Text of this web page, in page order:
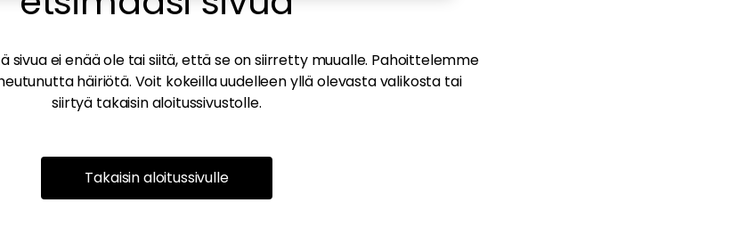
sivua ei enää ole tai siitä, että se on siirretty muualle. Pahoittelemme
häiriötä. Voit kokeilla uudelleen yllä olevasta valikosta tai
siirtyä takaisin aloitussivustolle.
Takaisin aloitussivulle